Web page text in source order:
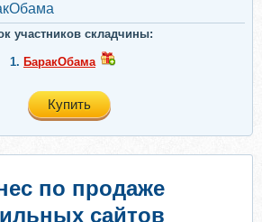
участников складчины:
1. БаракОбама
Купить
по продаже
сайтов